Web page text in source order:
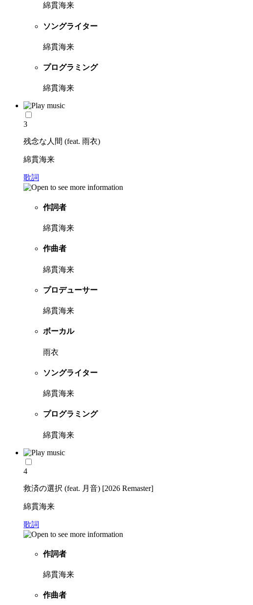
綿貫海来
ソングライター
綿貫海来
プログラミング
綿貫海来
3
残念な人間 (feat. 雨衣)
綿貫海来
歌詞
作詞者
綿貫海来
作曲者
綿貫海来
プロデューサー
綿貫海来
ボーカル
雨衣
ソングライター
綿貫海来
プログラミング
綿貫海来
4
救済の選択 (feat. 月音) [2026 Remaster]
綿貫海来
歌詞
作詞者
綿貫海来
作曲者